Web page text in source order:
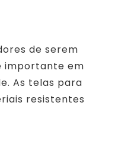
de serem
importante em
As telas para
resistentes